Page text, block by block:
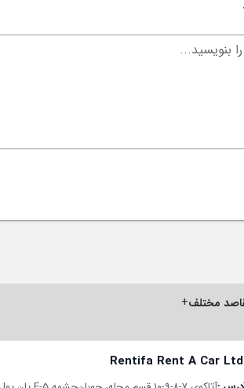
بنویسید...
مختلف+
Rentifa Rent A Car